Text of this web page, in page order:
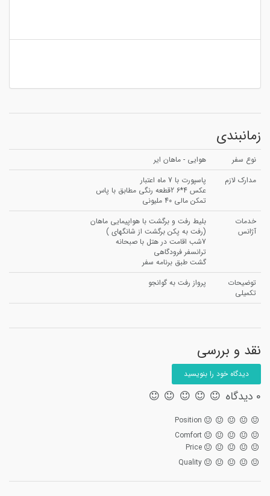
زمانبندی
نوع سفر
هوایی - ماهان ایر
مدارک لازم
پاسپورت با 7 ماه اعتبار
عکس 4*6 2قطعه رنگی مطابق با پاس
تمکن مالی 40 ملیونی
خدمات
آژانس
بلیط رفت و برگشت با هواپیمایی ماهان
(رفت به پکن برگشت از شانگهای )
7شب اقامت در هتل با صبحانه
ترانسفر فرودگاهی
گشت طبق برنامه سفر
توضیحات
تکمیلی
پرواز رفت به گوانجو
نقد و بررسی
دیدگاه خود را بنویسید
0 دیدگاه
Position
Comfort
Price
Quality